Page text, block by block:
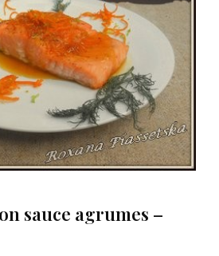
sauce agrumes –